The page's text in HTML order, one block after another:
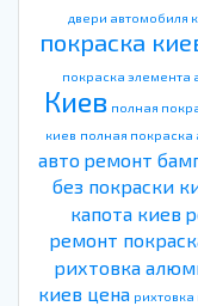
двери автомобиля
покраска
покраска элемента
Киев полная
киев полная покраска
авто ремонт
без покраски
капота киев
ремонт
рихтовка
киев цена рихтовка